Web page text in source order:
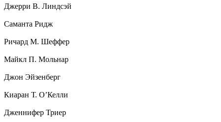
Джерри В. Линдсэй
Саманта Ридж
Ричард М. Шеффер
Майкл П. Мольнар
Джон Эйзенберг
Киаран Т. О’Келли
Дженнифер Триер